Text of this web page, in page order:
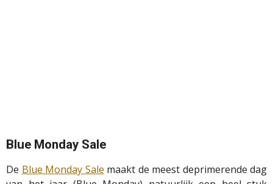
Blue Monday Sale
De Blue Monday Sale maakt de meest deprimerende dag